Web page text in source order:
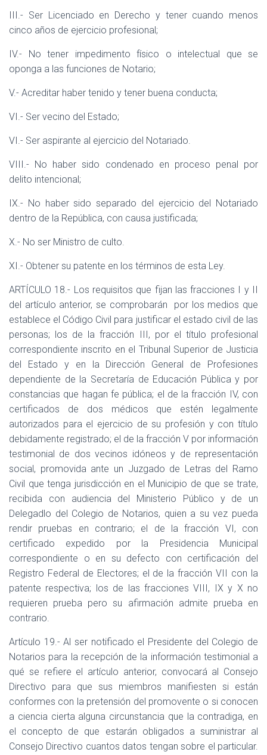
III.- Ser Licenciado en Derecho y tener cuando menos
cinco años de ejercicio profesional;
IV.- No tener impedimento físico o intelectual que se
oponga a las funciones de Notario;
V.- Acreditar haber tenido y tener buena conducta;
VI.- Ser vecino del Estado;
VI.- Ser aspirante al ejercicio del Notariado.
VIII.- No haber sido condenado en proceso penal por
delito intencional;
IX.- No haber sido separado del ejercicio del Notariado
dentro de la República, con causa justificada;
X.- No ser Ministro de culto.
XI.- Obtener su patente en los términos de esta Ley.
ARTÍCULO 18.- Los requisitos que fijan las fracciones I y II
del artículo anterior, se comprobarán por los medios que
establece el Código Civil para justificar el estado civil de las
personas; los de la fracción III, por el título profesional
correspondiente inscrito en el Tribunal Superior de Justicia
del Estado y en la Dirección General de Profesiones
dependiente de la Secretaría de Educación Pública y por
constancias que hagan fe pública; el de la fracción IV, con
certificados de dos médicos que estén legalmente
autorizados para el ejercicio de su profesión y con título
debidamente registrado; el de la fracción V por información
testimonial de dos vecinos idóneos y de representación
social, promovida ante un Juzgado de Letras del Ramo
Civil que tenga jurisdicción en el Municipio de que se trate,
recibida con audiencia del Ministerio Público y de un
Delegadlo del Colegio de Notarios, quien a su vez pueda
rendir pruebas en contrario; el de la fracción VI, con
certificado expedido por la Presidencia Municipal
correspondiente o en su defecto con certificación del
Registro Federal de Electores; el de la fracción VII con la
patente respectiva; los de las fracciones VIII, IX y X no
requieren prueba pero su afirmación admite prueba en
contrario.
Artículo 19.- Al ser notificado el Presidente del Colegio de
Notarios para la recepción de la información testimonial a
qué se refiere el artículo anterior, convocará al Consejo
Directivo para que sus miembros manifiesten si están
conformes con la pretensión del promovente o si conocen
a ciencia cierta alguna circunstancia que la contradiga, en
el concepto de que estarán obligados a suministrar al
Consejo Directivo cuantos datos tengan sobre el particular.